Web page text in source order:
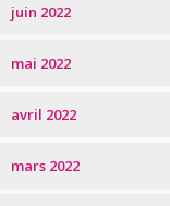
juin 2022
mai 2022
avril 2022
mars 2022